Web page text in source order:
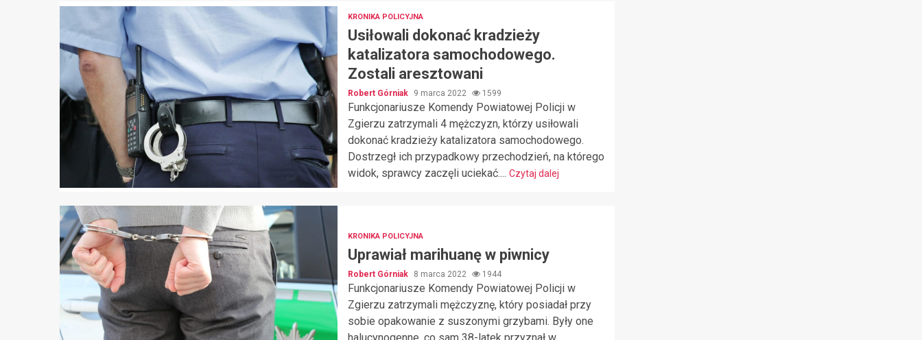
KRONIKA POLICYJNA
Usiłowali dokonać kradzieży
katalizatora samochodowego.
Zostali aresztowani
Robert Górniak 9 marca 2022 1599
Funkcjonariusze Komendy Powiatowej Policji w
Zgierzu zatrzymali 4 mężczyzn, którzy usiłowali
dokonać kradzieży katalizatora samochodowego.
Dostrzegł ich przypadkowy przechodzień, na którego
widok, sprawcy zaczęli uciekać.... Czytaj dalej
KRONIKA POLICYJNA
Uprawiał marihuanę w piwnicy
Robert Górniak 8 marca 2022 1944
Funkcjonariusze Komendy Powiatowej Policji w
Zgierzu zatrzymali mężczyznę, który posiadał przy
sobie opakowanie z suszonymi grzybami. Były one
halucynogenne, co sam 38-latek przyznał w